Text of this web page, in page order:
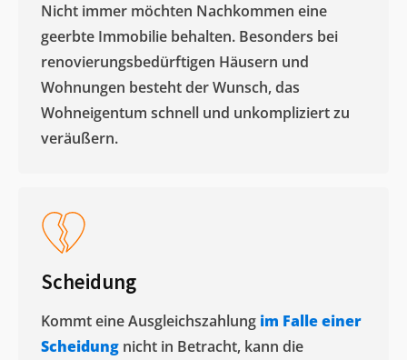
Nicht immer möchten Nachkommen eine
geerbte Immobilie behalten. Besonders bei
renovierungsbedürftigen Häusern und
Wohnungen besteht der Wunsch, das
Wohneigentum schnell und unkompliziert zu
veräußern. ​
Scheidung
Kommt eine Ausgleichszahlung im Falle einer
Scheidung nicht in Betracht, kann die